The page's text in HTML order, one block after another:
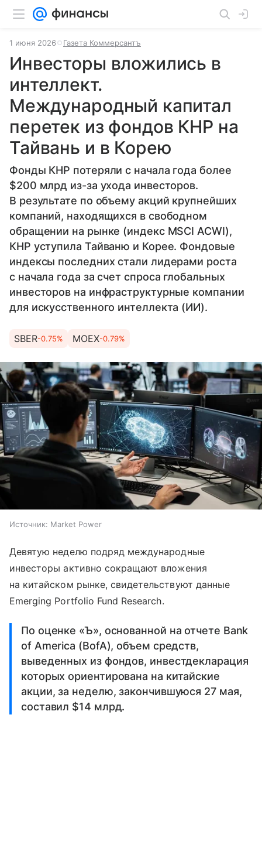
1 июня 2026 Газета Коммерсантъ
Инвесторы вложились в
интеллект.
Международный капитал
перетек из фондов КНР на
Тайвань и в Корею
Фонды КНР потеряли с начала года более
$200 млрд из-за ухода инвесторов.
В результате по объему акций крупнейших
компаний, находящихся в свободном
обращении на рынке (индекс MSCI ACWI),
КНР уступила Тайваню и Корее. Фондовые
индексы последних стали лидерами роста
с начала года за счет спроса глобальных
инвесторов на инфраструктурные компании
для искусственного интеллекта (ИИ).
SBER-0.75% MOEX-0.79%
Источник: Market Power
Девятую неделю подряд международные
инвесторы активно сокращают вложения
на китайском рынке, свидетельствуют данные
Emerging Portfolio Fund Research.
По оценке «Ъ», основанной на отчете Bank
of America (BofA), объем средств,
выведенных из фондов, инвестдекларация
которых ориентирована на китайские
акции, за неделю, закончившуюся 27 мая,
составил $14 млрд.